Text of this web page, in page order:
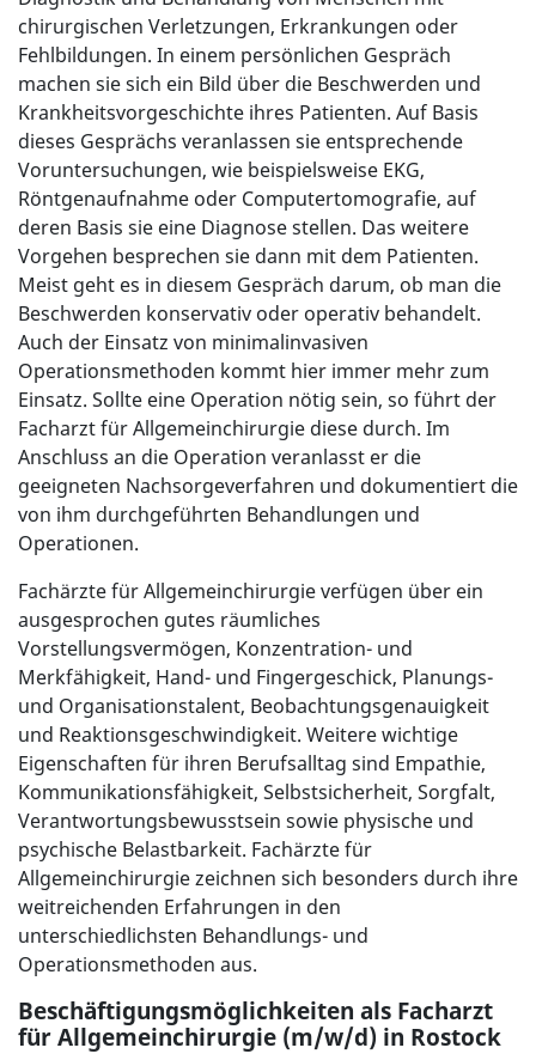
chirurgischen Verletzungen, Erkrankungen oder
Fehlbildungen. In einem persönlichen Gespräch
machen sie sich ein Bild über die Beschwerden und
Krankheitsvorgeschichte ihres Patienten. Auf Basis
dieses Gesprächs veranlassen sie entsprechende
Voruntersuchungen, wie beispielsweise EKG,
Röntgenaufnahme oder Computertomografie, auf
deren Basis sie eine Diagnose stellen. Das weitere
Vorgehen besprechen sie dann mit dem Patienten.
Meist geht es in diesem Gespräch darum, ob man die
Beschwerden konservativ oder operativ behandelt.
Auch der Einsatz von minimalinvasiven
Operationsmethoden kommt hier immer mehr zum
Einsatz. Sollte eine Operation nötig sein, so führt der
Facharzt für Allgemeinchirurgie diese durch. Im
Anschluss an die Operation veranlasst er die
geeigneten Nachsorgeverfahren und dokumentiert die
von ihm durchgeführten Behandlungen und
Operationen.
Fachärzte für Allgemeinchirurgie verfügen über ein
ausgesprochen gutes räumliches
Vorstellungsvermögen, Konzentration- und
Merkfähigkeit, Hand- und Fingergeschick, Planungs-
und Organisationstalent, Beobachtungsgenauigkeit
und Reaktionsgeschwindigkeit. Weitere wichtige
Eigenschaften für ihren Berufsalltag sind Empathie,
Kommunikationsfähigkeit, Selbstsicherheit, Sorgfalt,
Verantwortungsbewusstsein sowie physische und
psychische Belastbarkeit. Fachärzte für
Allgemeinchirurgie zeichnen sich besonders durch ihre
weitreichenden Erfahrungen in den
unterschiedlichsten Behandlungs- und
Operationsmethoden aus.
Beschäftigungsmöglichkeiten als Facharzt
für Allgemeinchirurgie (m/w/d) in Rostock